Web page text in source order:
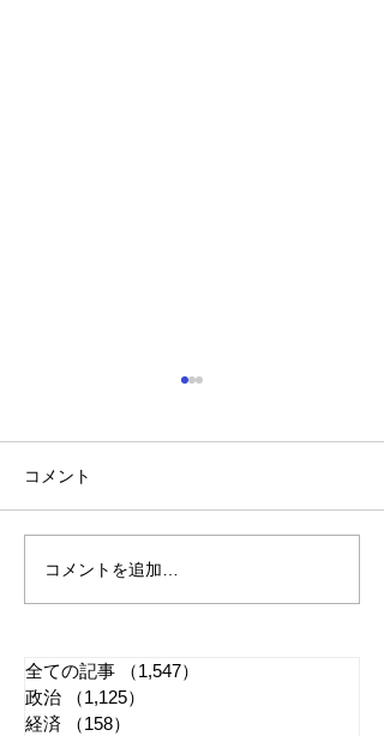
「懲役二七年」で問われ
る司法 国民感情は判決
コメント
コメントを追加…
全ての記事 （1,547）
政治
（1,125）
経済
（158）